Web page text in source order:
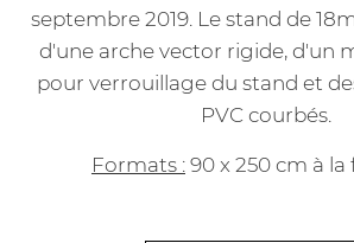
septembre 2019. Le stand de
d'une arche vector rigide, d'un
pour verrouillage du stand et
PVC courbés.
Formats : 90 x 250 cm à la